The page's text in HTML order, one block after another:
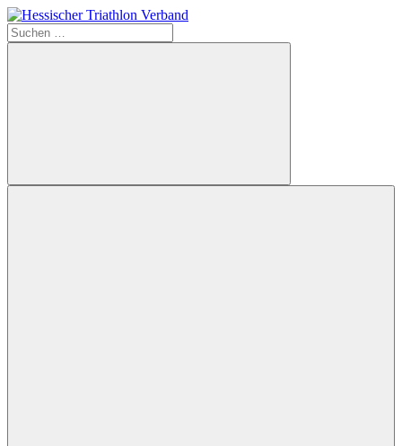
Zum
Inhalt
springen
Hessischer
Suchen
nach:
Suchen